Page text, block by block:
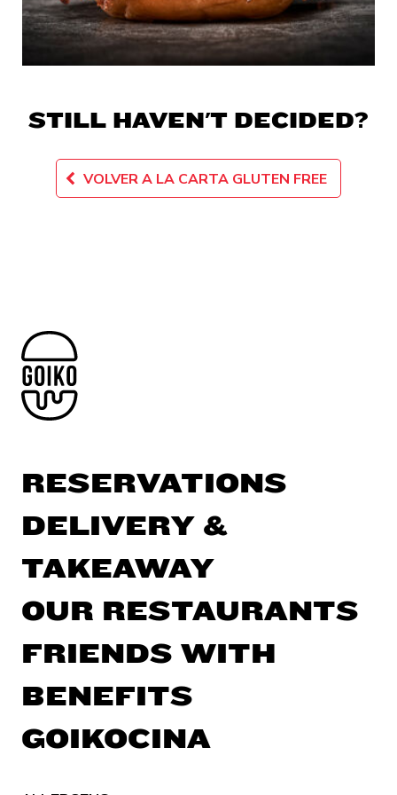
STILL HAVEN'T DECIDED?
VOLVER A LA CARTA GLUTEN FREE
RESERVATIONS
DELIVERY &
TAKEAWAY
OUR RESTAURANTS
FRIENDS WITH
BENEFITS
GOIKOCINA